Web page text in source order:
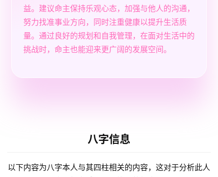
益。建议命主保持乐观心态，加强与他人的沟通，
努力找准事业方向，同时注重健康以提升生活质
量。通过良好的规划和自我管理，在面对生活中的
挑战时，命主也能迎来更广阔的发展空间。
八字信息
以下内容为八字本人与其四柱相关的内容，这对于分析此人